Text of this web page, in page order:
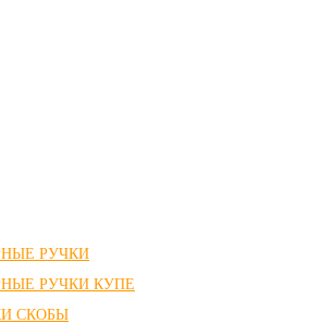
РУЧКИ
РУЧКИ КУПЕ
СКОБЫ